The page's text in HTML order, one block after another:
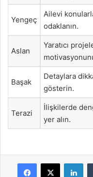
Yengeç
Ailevi
odaklanın.
Aslan
Yaratıcı
Başak
Detaylara
gösterin.
Terazi
İlişkilerde
yer alın.
Facebook
X